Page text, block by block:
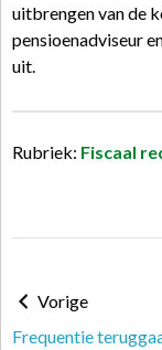
uitbrengen van de
pensioenadviseur
uit.
Rubriek: Fiscaal
Vorige
Frequentie